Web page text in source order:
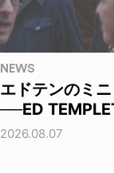
NEWS
エドテンのミ
──ED
2026.08.07